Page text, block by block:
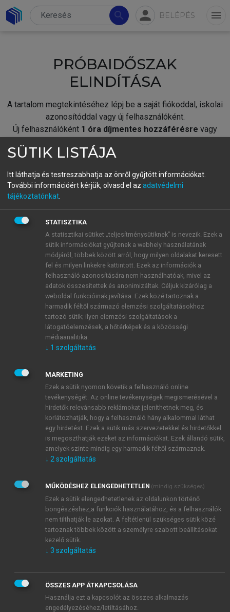
search person BELÉPÉS menu
PRÓBAIDŐSZAK
ELINDÍTÁSA
A tartalom megtekintéséhez lépj be a saját fiókoddal, iskolai
azonosítóddal vagy új felhasználóként.
Új felhasználóként 1 óra díjmentes hozzáférésre vagy
fiókoddal,vagy hozz létre új fiókot.
A regisztráció után apróbaidőszakautomatikusan
BELÉPÉS SAJÁT FIÓKKAL
ÚJ FIÓK LÉTREHOZÁSA
1 óra díjmentes hozzáférés
E-MAIL-CÍM
JELSZÓ
JELSZÓ ÚJRA
Kérek értesítést a MeRSZ újdonságairól, akcióiról.
Kérek értesítést az Akadémiai Kiadó Zrt. újdonságairól,
Adatkezelési tájékoztatóbanfoglaltakat tudomásul
veszem és elfogadom.
Általános vásárlási feltételeket, valamint a szotar.netés a
mersz.huoldalak licencszerződéseiben foglaltakat
tudomásul veszem és elfogadom.
KIPRÓBÁLOM
SÜTIK LISTÁJA
Itt láthatja és testreszabhatja az önről gyűjtött információkat.
További információért kérjük, olvasd el az adatvédelmi
tájékoztatónkat
STATISZTIKA
A statisztikai sütiket „teljesítménysütiknek” is nevezik. Ezek a
sütik információkat gyűjtenek a webhely használatának
módjáról, többek között arról, hogy milyen oldalakat keresett
fel és milyen linkekre kattintott. Ezek az információk a
felhasználó azonosítására nem használhatóak, mivel az
adatok összesítettek és anonimizáltak. Céljuk kizárólag a
weboldal funkcióinak javítása. Ezek közé tartoznak a
harmadik féltől származó elemzési szolgáltatásokhoz
tartozó sütik; ilyen elemzési szolgáltatások a
látogatóelemzések, a hőtérképek és a közösségi
médiaanalitika.
↓ 1 szolgáltatás
MARKETING
Ezek a sütik nyomon követik a felhasználó online
tevékenységét. Az online tevékenységek megismerésével a
hirdetők relevánsabb reklámokat jeleníthetnek meg, és
korlátozhatják, hogy a felhasználó hány alkalommal láthat
egy hirdetést. Ezek a sütik más szervezetekkel és hirdetőkkel
is megoszthatják ezeket az információkat. Ezek állandó sütik,
amelyek szinte mindig egy harmadik féltől származnak.
↓ 2 szolgáltatás
MŰKÖDÉSHEZ ELENGEDHETETLEN (mindig szükséges)
Ezek a sütik elengedhetetlenek az oldalunkon történő
böngészéshez,a funkciók használatához, és a felhasználók
nem tilthatják le azokat. A feltétlenül szükséges sütik közé
tartoznak többek között a személyre szabott beállításokat
kezelő sütik.
↓ 3 szolgáltatás
ÖSSZES APP ÁTKAPCSOLÁSA
Használja ezt a kapcsolót az összes alkalmazás
engedélyezéséhez/letiltásához.